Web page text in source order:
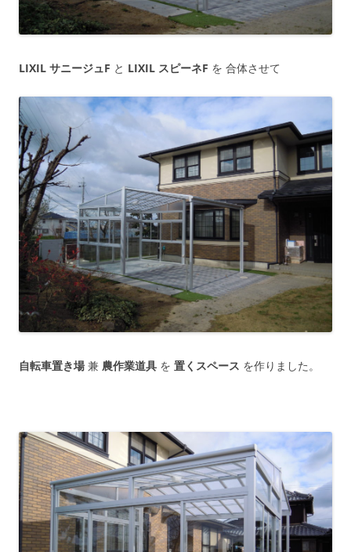
LIXIL サニージュF と LIXIL スピーネF を 合体させて
自転車置き場 兼 農作業道具 を 置くスペース を作りました。